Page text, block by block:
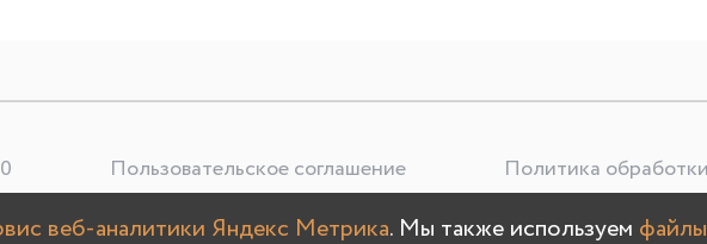
Пользовательское соглашение Политика
веб-аналитики Яндекс Метрика. Мы также используем